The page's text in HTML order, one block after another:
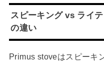
スピーキング vs ライ
の違い
Primus stoveはスピーキ